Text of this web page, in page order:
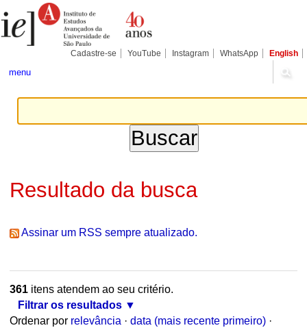
para
conteúdo.
Pessoais
Cadastre-se YouTube Instagram WhatsApp English
menu
Resultado da busca
Assinar um RSS sempre atualizado.
361itens atendem ao seu critério.
Filtrar os resultados
Ordenar por relevância · data (mais recente primeiro) ·